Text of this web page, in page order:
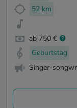
52 km
ab 750 €
Geburtstag
Singer-